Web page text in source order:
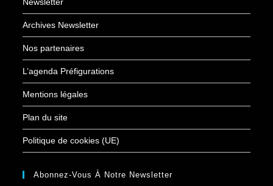
Newsletter
Archives Newsletter
Nos partenaires
L’agenda Préfigurations
Mentions légales
Plan du site
Politique de cookies (UE)
Abonnez-Vous À Notre Newsletter